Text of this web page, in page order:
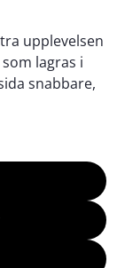
upplevelsen
lagras i
snabbare,